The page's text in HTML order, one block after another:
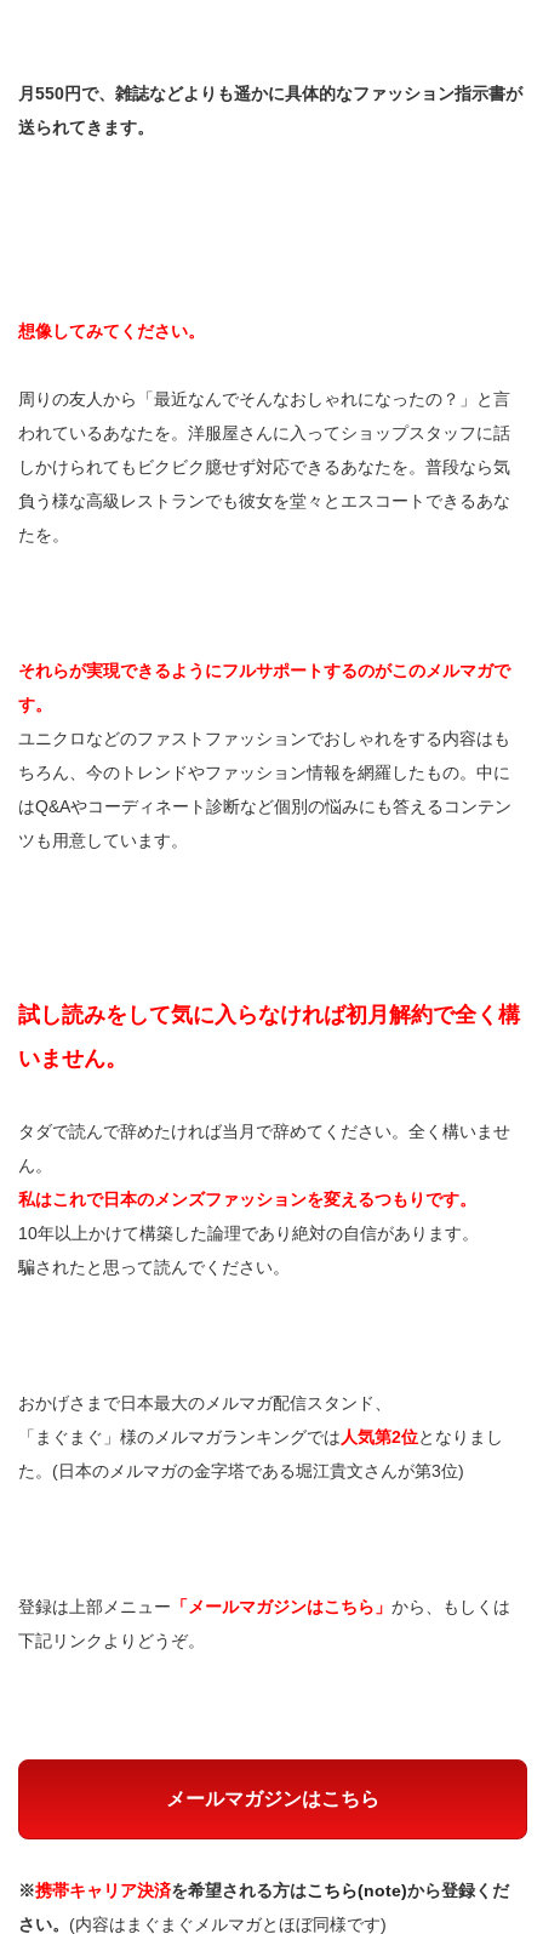
月550円で、雑誌などよりも遥かに具体的なファッション指示書が
送られてきます。
想像してみてください。
周りの友人から「最近なんでそんなおしゃれになったの？」と言
われているあなたを。洋服屋さんに入ってショップスタッフに話
しかけられてもビクビク臆せず対応できるあなたを。普段なら気
負う様な高級レストランでも彼女を堂々とエスコートできるあな
たを。
それらが実現できるようにフルサポートするのがこのメルマガで
す。
ユニクロなどのファストファッションでおしゃれをする内容はも
ちろん、今のトレンドやファッション情報を網羅したもの。中に
はQ&Aやコーディネート診断など個別の悩みにも答えるコンテン
ツも用意しています。
試し読みをして気に入らなければ初月解約で全く構
いません。
タダで読んで辞めたければ当月で辞めてください。全く構いませ
ん。
私はこれで日本のメンズファッションを変えるつもりです。
10年以上かけて構築した論理であり絶対の自信があります。
騙されたと思って読んでください。
おかげさまで日本最大のメルマガ配信スタンド、
「まぐまぐ」様のメルマガランキングでは人気第2位となりまし
た。(日本のメルマガの金字塔である堀江貴文さんが第3位)
登録は上部メニュー 「メールマガジンはこちら」 から、もしくは
下記リンクよりどうぞ。
メールマガジンはこちら
※携帯キャリア決済を希望される方はこちら(note)から登録くだ
さい。 (内容はまぐまぐメルマガとほぼ同様です)